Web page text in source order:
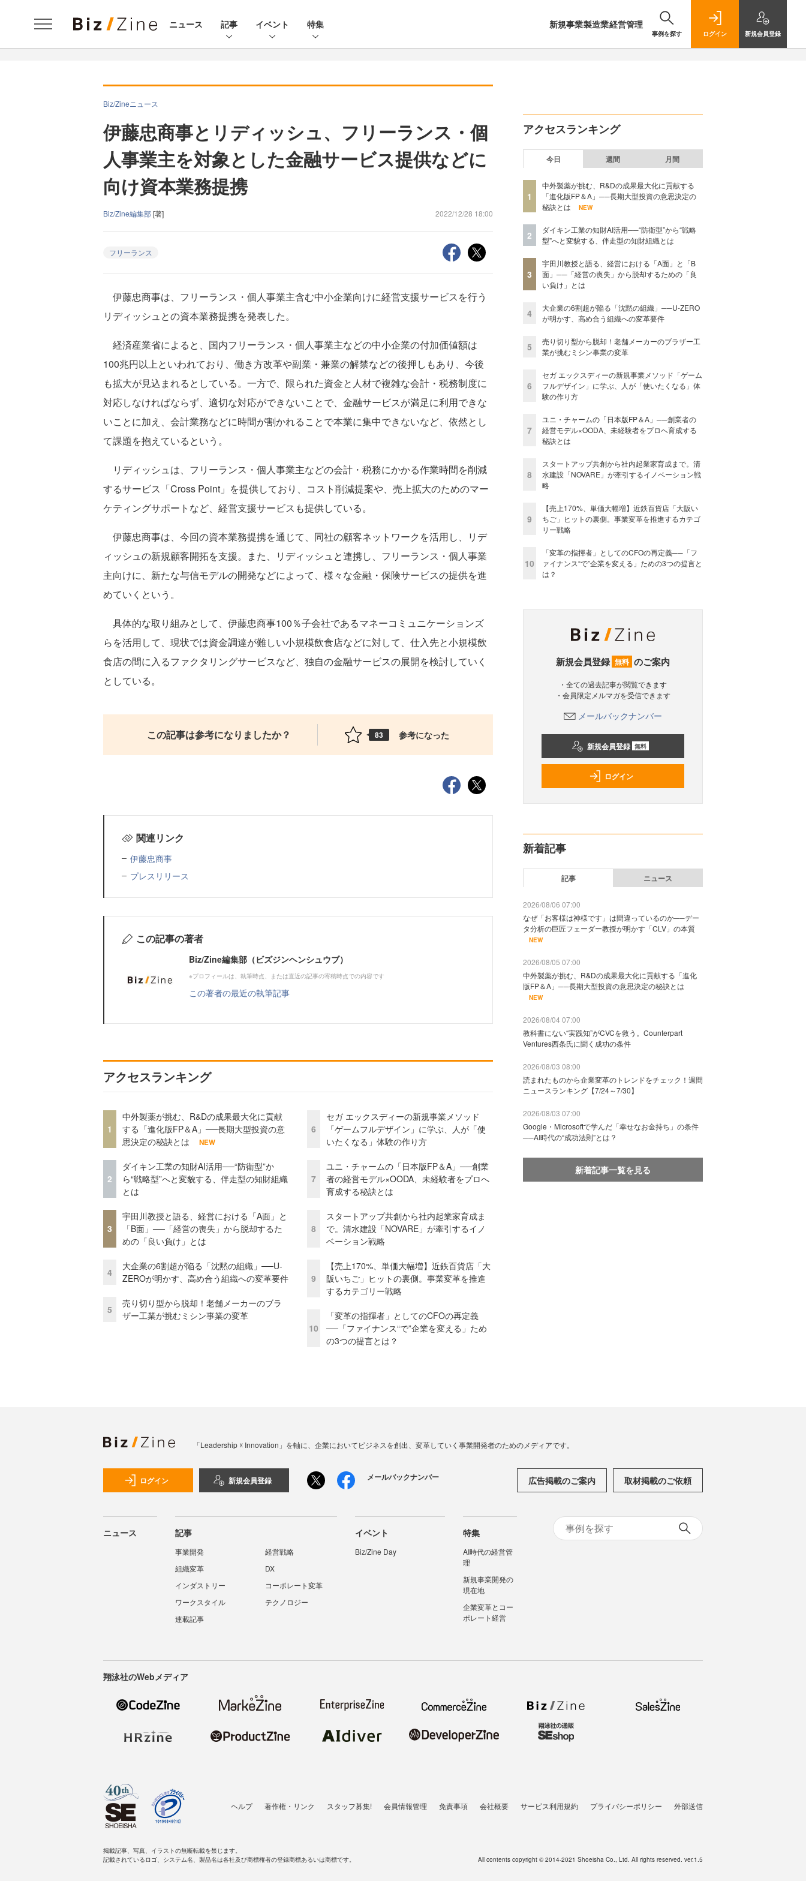
ニュース 記事 イベント 特集 新規事業製造業経営管理
事例を探す ログイン 新規会員登録
Biz/Zineニュース
伊藤忠商事とリディッシュ、フリーランス・個
人事業主を対象とした金融サービス提供などに
向け資本業務提携
Biz/Zine編集部[著] 2022/12/28 18:00
フリーランス
伊藤忠商事は、フリーランス・個人事業主含む中小企業向けに経営支援サービスを行う
リディッシュとの資本業務提携を発表した。
経済産業省によると、国内フリーランス・個人事業主などの中小企業の付加価値額は
100兆円以上といわれており、働き方改革や副業・兼業の解禁などの後押しもあり、今後
も拡大が見込まれるとしている。一方で、限られた資金と人材で複雑な会計・税務制度に
対応しなければならず、適切な対応ができないことで、金融サービスが満足に利用できな
いことに加え、会計業務などに時間が割かれることで本業に集中できないなど、依然とし
て課題を抱えているという。
リディッシュは、フリーランス・個人事業主などの会計・税務にかかる作業時間を削減
するサービス「Cross Point」を提供しており、コスト削減提案や、売上拡大のためのマー
ケティングサポートなど、経営支援サービスも提供している。
伊藤忠商事は、今回の資本業務提携を通じて、同社の顧客ネットワークを活用し、リデ
ィッシュの新規顧客開拓を支援。また、リディッシュと連携し、フリーランス・個人事業
主向けに、新たな与信モデルの開発などによって、様々な金融・保険サービスの提供を進
めていくという。
具体的な取り組みとして、伊藤忠商事100％子会社であるマネーコミュニケーションズ
らを活用して、現状では資金調達が難しい小規模飲食店などに対して、仕入先と小規模飲
食店の間に入るファクタリングサービスなど、独自の金融サービスの展開を検討していく
としている。
この記事は参考になりましたか？ 83 参考になった
関連リンク
伊藤忠商事
プレスリリース
この記事の著者
Biz/Zine編集部（ビズジンヘンシュウブ）
※プロフィールは、執筆時点、または直近の記事の寄稿時点での内容です
この著者の最近の執筆記事
アクセスランキング
1
中外製薬が挑む、R&Dの成果最大化に貢献
する「進化版FP＆A」──長期大型投資の意
思決定の秘訣とは
NEW
2
ダイキン工業の知財AI活用──“防衛型”か
ら“戦略型”へと変貌する、伴走型の知財組織
とは
3
宇田川教授と語る、経営における「A面」と
「B面」──「経営の喪失」から脱却するた
めの「良い負け」とは
4
大企業の6割超が陥る「沈黙の組織」──U-
ZEROが明かす、高め合う組織への変革要件
5
売り切り型から脱却！老舗メーカーのブラ
ザー工業が挑むミシン事業の変革
6
セガ エックスディーの新規事業メソッド
「ゲームフルデザイン」に学ぶ、人が「使
いたくなる」体験の作り方
7
ユニ・チャームの「日本版FP＆A」──創業
者の経営モデル×OODA、未経験者をプロへ
育成する秘訣とは
8
スタートアップ共創から社内起業家育成ま
で。清水建設「NOVARE」が牽引するイノ
ベーション戦略
9
【売上170%、単価大幅増】近鉄百貨店「大
阪いちご」ヒットの裏側。事業変革を推進
するカテゴリー戦略
10
「変革の指揮者」としてのCFOの再定義
──「ファイナンス“で”企業を変える」ため
の3つの提言とは？
アクセスランキング
今日 週間 月間
1
中外製薬が挑む、R&Dの成果最大化に貢献する
「進化版FP＆A」──長期大型投資の意思決定の
秘訣とは
NEW
2
ダイキン工業の知財AI活用──“防衛型”から“戦略
型”へと変貌する、伴走型の知財組織とは
3
宇田川教授と語る、経営における「A面」と「B
面」──「経営の喪失」から脱却するための「良
い負け」とは
4
大企業の6割超が陥る「沈黙の組織」──U-ZERO
が明かす、高め合う組織への変革要件
5
売り切り型から脱却！老舗メーカーのブラザー工
業が挑むミシン事業の変革
6
セガ エックスディーの新規事業メソッド「ゲーム
フルデザイン」に学ぶ、人が「使いたくなる」体
験の作り方
7
ユニ・チャームの「日本版FP＆A」──創業者の
経営モデル×OODA、未経験者をプロへ育成する
秘訣とは
8
スタートアップ共創から社内起業家育成まで。清
水建設「NOVARE」が牽引するイノベーション戦
略
9
【売上170%、単価大幅増】近鉄百貨店「大阪い
ちご」ヒットの裏側。事業変革を推進するカテゴ
リー戦略
10
「変革の指揮者」としてのCFOの再定義──「フ
ァイナンス“で”企業を変える」ための3つの提言と
は？
新規会員登録 無料 のご案内
・全ての過去記事が閲覧できます
・会員限定メルマガを受信できます
メールバックナンバー
新規会員登録 無料
ログイン
新着記事
記事 ニュース
2026/08/06 07:00
なぜ「お客様は神様です」は間違っているのか──デー
タ分析の巨匠フェーダー教授が明かす「CLV」の本質
NEW
2026/08/05 07:00
中外製薬が挑む、R&Dの成果最大化に貢献する「進化
版FP＆A」──長期大型投資の意思決定の秘訣とは
NEW
2026/08/04 07:00
教科書にない“実践知”がCVCを救う。Counterpart
Ventures西条氏に聞く成功の条件
2026/08/03 08:00
読まれたものから企業変革のトレンドをチェック！週間
ニュースランキング【7/24～7/30】
2026/08/03 07:00
Google・Microsoftで学んだ「幸せなお金持ち」の条件
──AI時代の“成功法則”とは？
新着記事一覧を見る
「Leadership ☓ Innovation」を軸に、企業においてビジネスを創出、変革していく事業開発者のためのメディアです。
ログイン 新規会員登録 メールバックナンバー 広告掲載のご案内 取材掲載のご依頼
ニュース 記事
事業開発
経営戦略
組織変革
DX
インダストリー
コーポレート変革
ワークスタイル
テクノロジー
連載記事
イベント
Biz/Zine Day
特集
AI時代の経営管
理
新規事業開発の
現在地
企業変革とコー
ポレート経営
翔泳社のWebメディア
ヘルプ 著作権・リンク スタッフ募集! 会員情報管理 免責事項 会社概要 サービス利用規約 プライバシーポリシー 外部送信
掲載記事、写真、イラストの無断転載を禁じます。
記載されているロゴ、システム名、製品名は各社及び商標権者の登録商標あるいは商標です。
All contents copyright © 2014-2021 Shoeisha Co., Ltd. All rights reserved. ver.1.5